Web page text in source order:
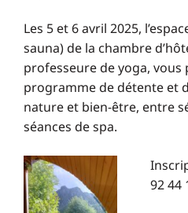
Les 5 et 6 avril 2025,
sauna) de la chambre
professeure de yoga,
programme de détente et
nature et bien-être, entre
séances de spa.
92 44